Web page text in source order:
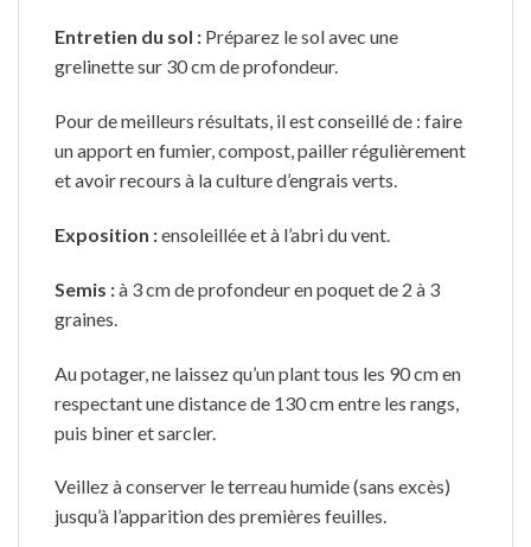
Entretien du sol : Préparez le sol avec une
grelinette sur 30 cm de profondeur.
Pour de meilleurs résultats, il est conseillé de : faire
un apport en fumier, compost, pailler régulièrement
et avoir recours à la culture d’engrais verts.
Exposition :ensoleillée et à l’abri du vent.
Semis :à 3 cm de profondeur en poquet de 2 à 3
graines.
Au potager, ne laissez qu’un plant tous les 90 cm en
respectant une distance de 130 cm entre les rangs,
puis biner et sarcler.
Veillez à conserver le terreau humide (sans excès)
jusqu’à l’apparition des premières feuilles.